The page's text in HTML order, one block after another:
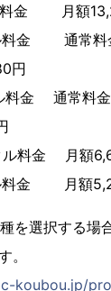
料金 月額
料金 通常料
円
料金 通常料
ル料金 月額
料金 月額
を選択する場
。
koubou.jp/